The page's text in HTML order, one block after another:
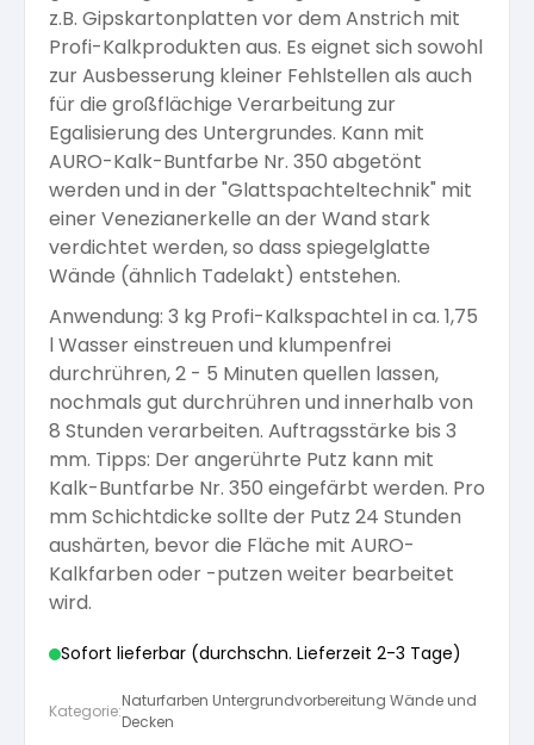
Öle für Außen
Pflege und Reinigung
Versiegelung für Beton
Pflege
Kalkfarben
Anti Schimmelfarbe
Isolierfarben
Latexfarben
Spezialfarben
Silikatfarben
Pflege und Reinigung
Spezialprodukte
Arbeitshandschuhe
Dichtmassen
Farbwalzen
Pinsel und Bürsten
Schleifmittel
z.B. Gipskartonplatten vor dem Anstrich mit
Profi-Kalkprodukten aus. Es eignet sich sowohl
zur Ausbesserung kleiner Fehlstellen als auch
für die großflächige Verarbeitung zur
Egalisierung des Untergrundes. Kann mit
AURO-Kalk-Buntfarbe Nr. 350 abgetönt
werden und in der "Glattspachteltechnik" mit
einer Venezianerkelle an der Wand stark
verdichtet werden, so dass spiegelglatte
Wände (ähnlich Tadelakt) entstehen.
Anwendung: 3 kg Profi-Kalkspachtel in ca. 1,75
l Wasser einstreuen und klumpenfrei
durchrühren, 2 - 5 Minuten quellen lassen,
nochmals gut durchrühren und innerhalb von
8 Stunden verarbeiten. Auftragsstärke bis 3
mm. Tipps: Der angerührte Putz kann mit
Kalk-Buntfarbe Nr. 350 eingefärbt werden. Pro
mm Schichtdicke sollte der Putz 24 Stunden
aushärten, bevor die Fläche mit AURO-
Kalkfarben oder -putzen weiter bearbeitet
wird.
Sofort lieferbar (durchschn. Lieferzeit 2-3 Tage)
Kategorie:
Naturfarben Untergrundvorbereitung Wände und
Decken